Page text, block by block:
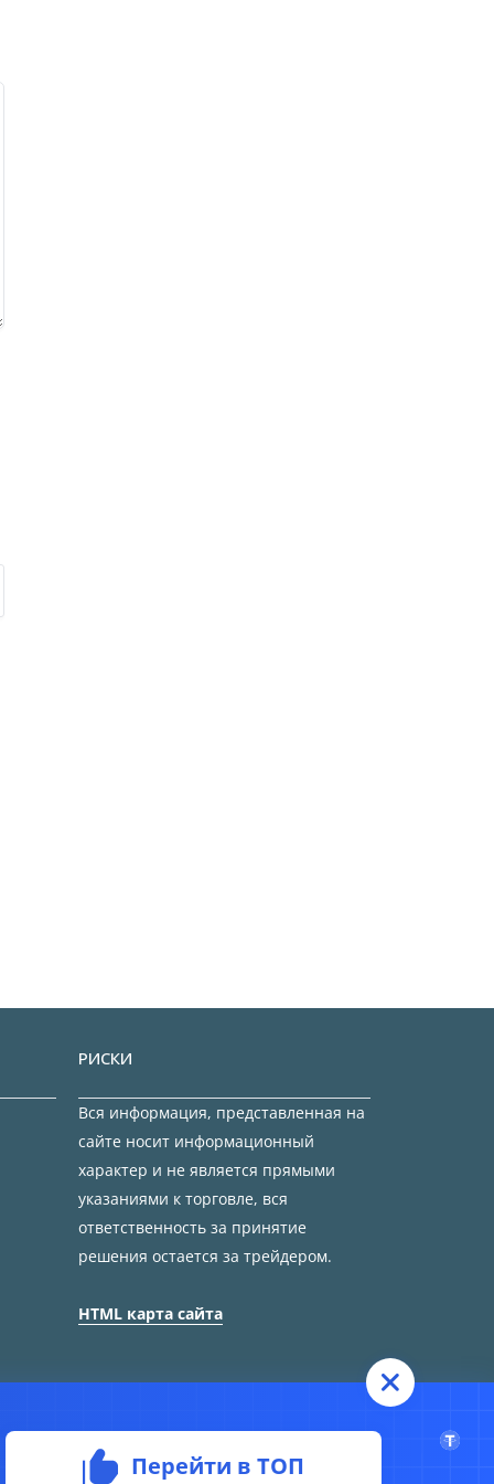
РИСКИ
Вся информация, представленная на
сайте носит информационный
характер и не является прямыми
указаниями к торговле, вся
ответственность за принятие
решения остается за трейдером.
HTML карта сайта
Перейти в ТОП